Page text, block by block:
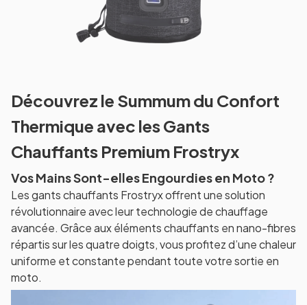
Découvrez le Summum du Confort
Thermique avec les Gants
Chauffants Premium Frostryx
Vos Mains Sont-elles Engourdies en Moto ?
Les gants chauffants Frostryx offrent une solution
révolutionnaire avec leur technologie de chauffage
avancée. Grâce aux éléments chauffants en nano-fibres
répartis sur les quatre doigts, vous profitez d’une chaleur
uniforme et constante pendant toute votre sortie en
moto.